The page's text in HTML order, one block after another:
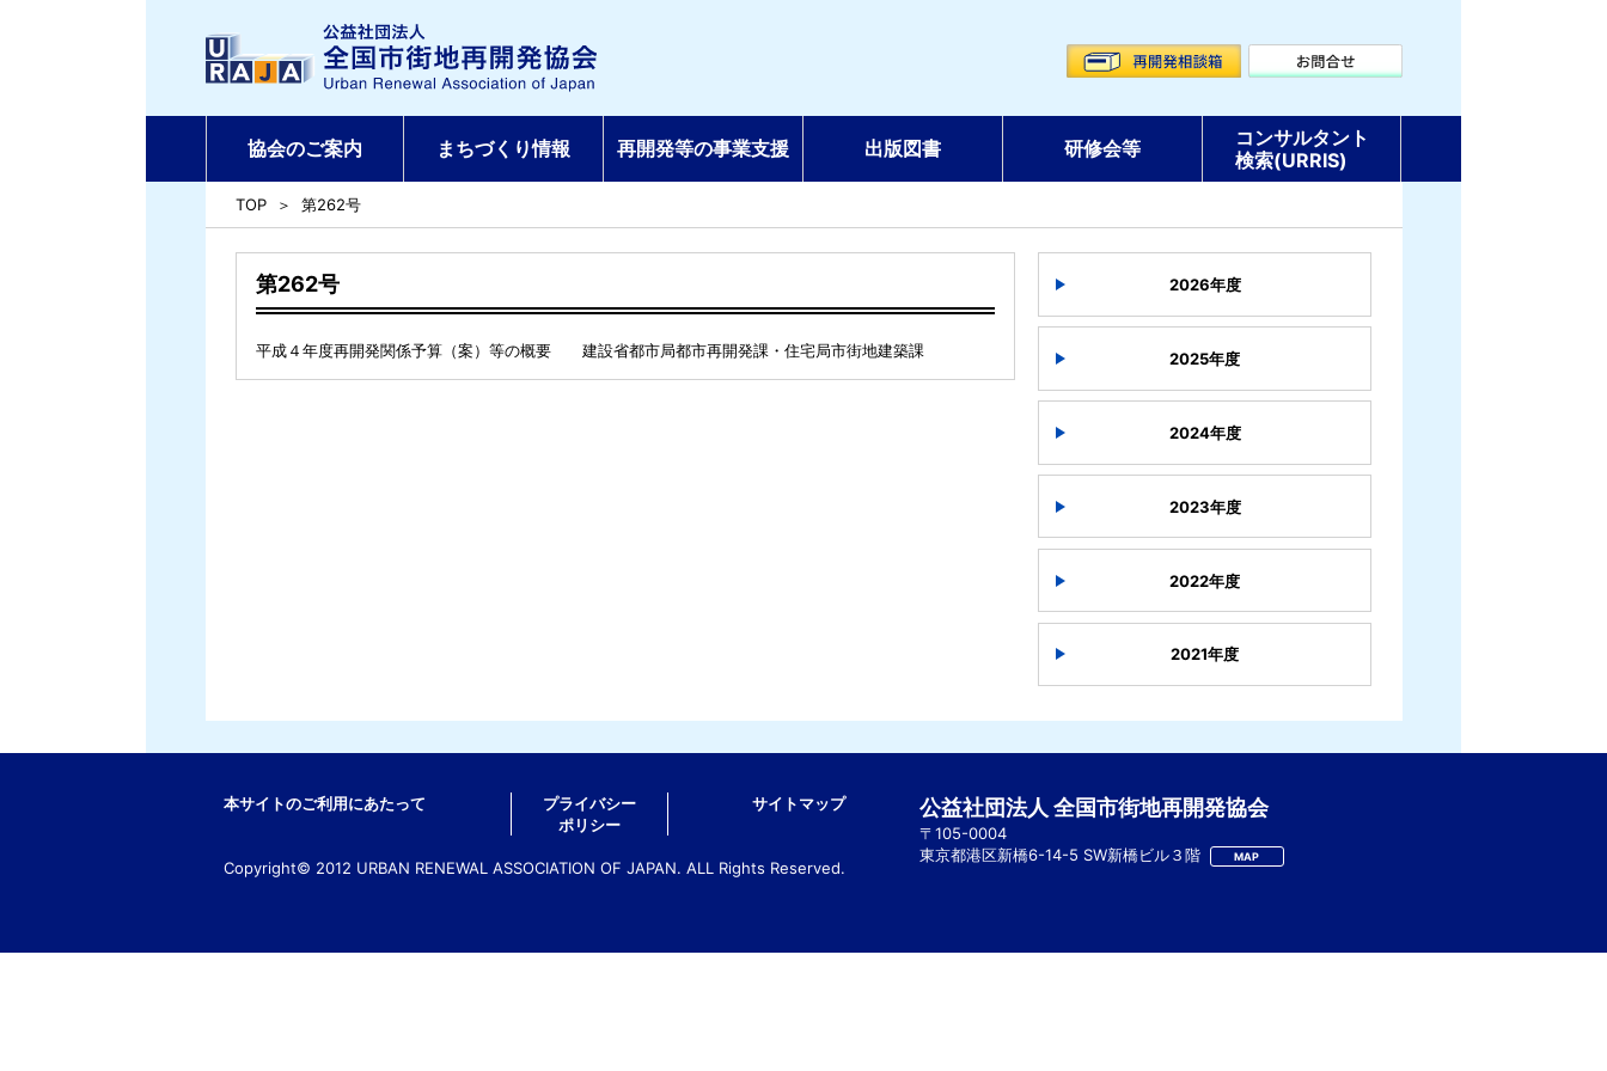
協会のご案内 まちづくり情報 再開発等の事業支援 出版図書 研修会等
コンサルタント
検索(URRIS)
TOP 第262号
第262号
平成４年度再開発関係予算（案）等の概要 建設省都市局都市再開発課・住宅局市街地建築課
2026年度
2025年度
2024年度
2023年度
2022年度
2021年度
本サイトのご利用にあたって
プライバシー
ポリシー
サイトマップ
Copyright© 2012 URBAN RENEWAL ASSOCIATION OF JAPAN. ALL Rights Reserved.
公益社団法人 全国市街地再開発協会
〒105-0004
東京都港区新橋6-14-5 SW新橋ビル３階
MAP